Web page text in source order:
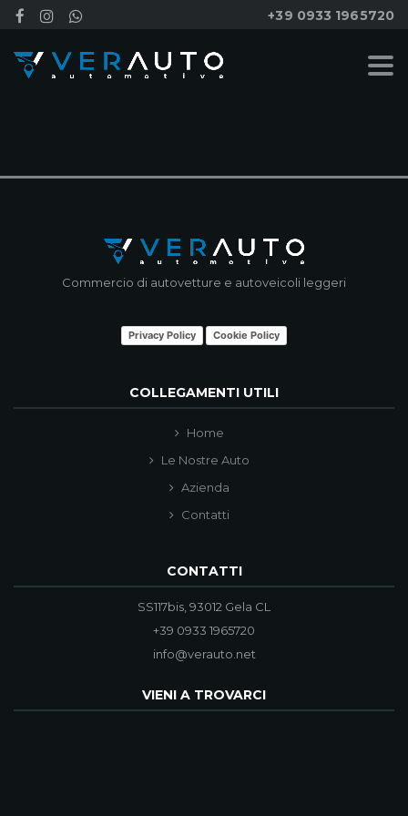
+39 0933 1965720
Commercio di autovetture e autoveicoli leggeri
Privacy Policy Cookie Policy
COLLEGAMENTI UTILI
Home
Le Nostre Auto
Azienda
Contatti
CONTATTI
SS117bis, 93012 Gela CL
+39 0933 1965720
info@verauto.net
VIENI A TROVARCI